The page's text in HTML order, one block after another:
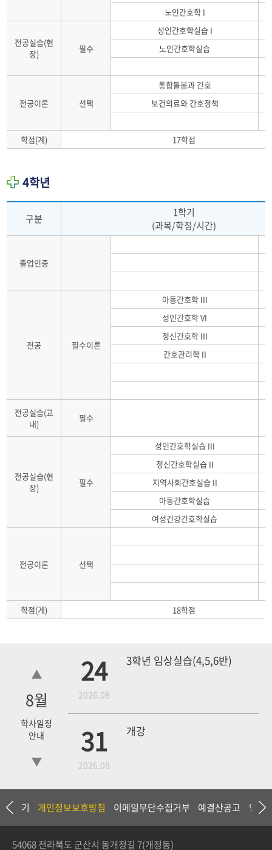
노인간호학 I
전공실습(현
장)
필수
성인간호학실습 I
노인간호학실습
전공이론 선택
통합돌봄과 간호
보건의료와 간호정책
학점(계) 17학점
4학년
구분
1학기
(과목/학점/시간)
졸업인증
전공 필수이론
아동간호학 III
성인간호학 VI
정신간호학 III
간호관리학 II
전공실습(교
내)
필수
전공실습(현
장)
필수
성인간호학실습 III
정신간호학실습 II
지역사회간호실습 II
아동간호학실습
여성건강간호학실습
전공이론 선택
학점(계) 18학점
8월
학사일정
안내
24
2026.08
3학년 임상실습(4,5,6반)
31
2026.08
개강
18 4학년 1차 모의고사
담하기 개인정보보호방침 이메일무단수집거부 예결산공고 입찰
54068 전라북도 군산시 동개정길 7(개정동)